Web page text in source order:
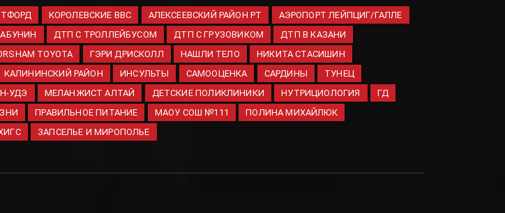
предпенсионного
возраста
07.08.2026
увлекались зацепингом
КОРОЛЕВСКИЕ ВВС АЛЕКСЕЕВСКИЙ РАЙОН РТ
АЭРОПОРТ ЛЕЙПЦИГ/ГАЛЛЕ
ДТП С ТРОЛЛЕЙБУСОМ ДТП С ГРУЗОВИКОМ
ДТП В КАЗАНИ
TOYOTA ГЭРИ ДРИСКОЛЛ НАШЛИ ТЕЛО
НИКИТА СТАСИШИН
КАЛИНИНСКИЙ РАЙОН ИНСУЛЬТЫ САМООЦЕНКА САРДИНЫ
ТУНЕЦ
УДЭ МЕЛАНЖИСТ АЛТАЙ ДЕТСКИЕ ПОЛИКЛИНИКИ НУТРИЦИОЛОГИЯ
ГД
ПРАВИЛЬНОЕ ПИТАНИЕ МАОУ СОШ №111
ПОЛИНА МИХАЙЛЮК
ЗАПСЕЛЬЕ И МИРОПОЛЬЕ